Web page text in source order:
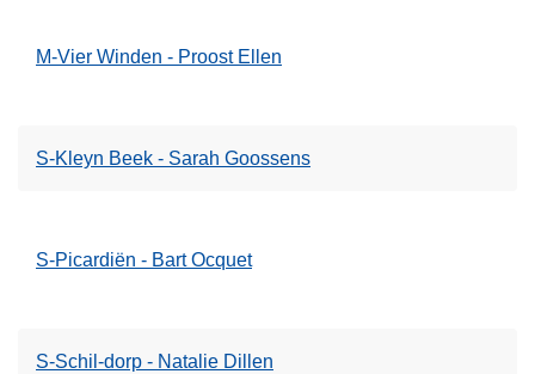
M-Vier Winden - Proost Ellen
S-Kleyn Beek - Sarah Goossens
S-Picardiën - Bart Ocquet
S-Schil-dorp - Natalie Dillen